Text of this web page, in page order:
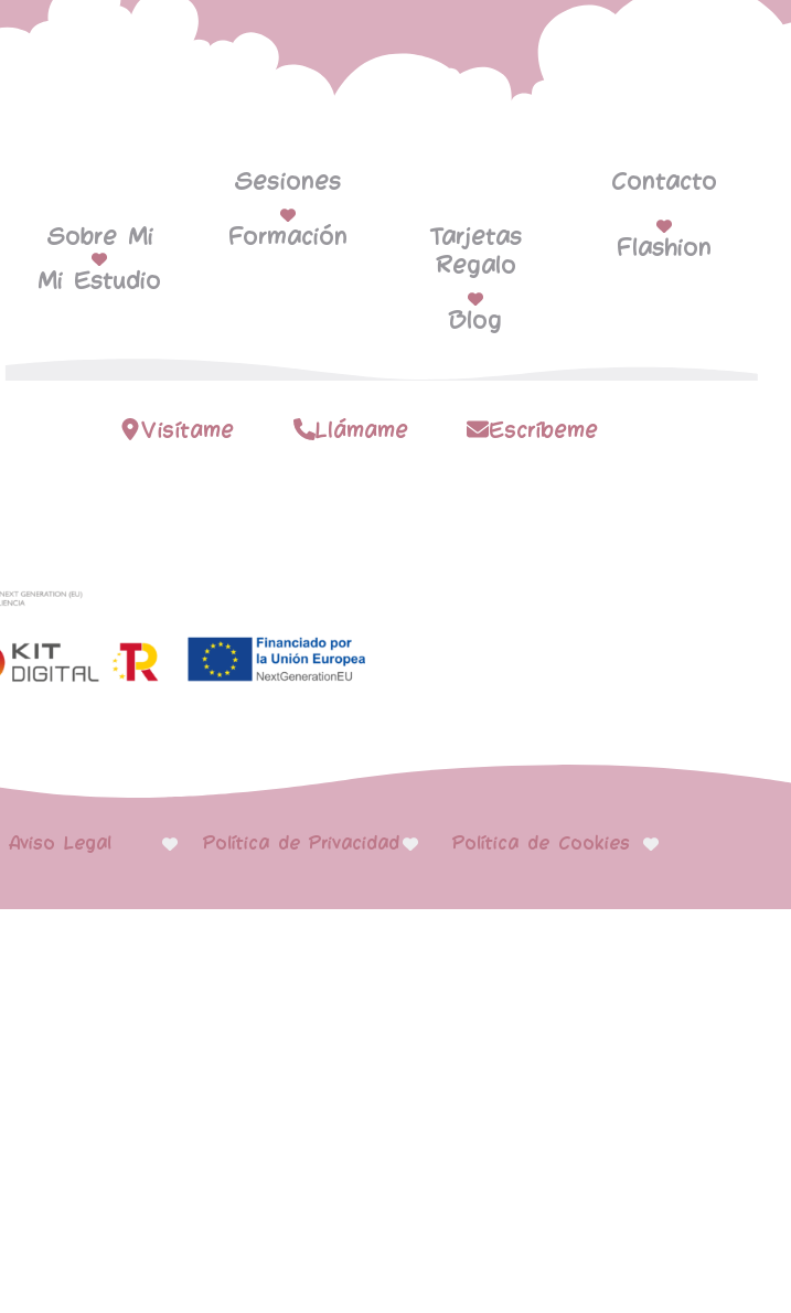
Sobre Mi
Mi Estudio
Sesiones
Formación
Tarjetas
Regalo
Blog
Contacto
Flashion
Visítame Llámame Escríbeme
Aviso Legal Política de Privacidad Política de Cookies